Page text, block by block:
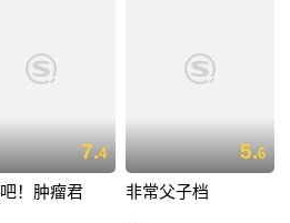
7.4
！肿瘤君
5.6
非常父子档